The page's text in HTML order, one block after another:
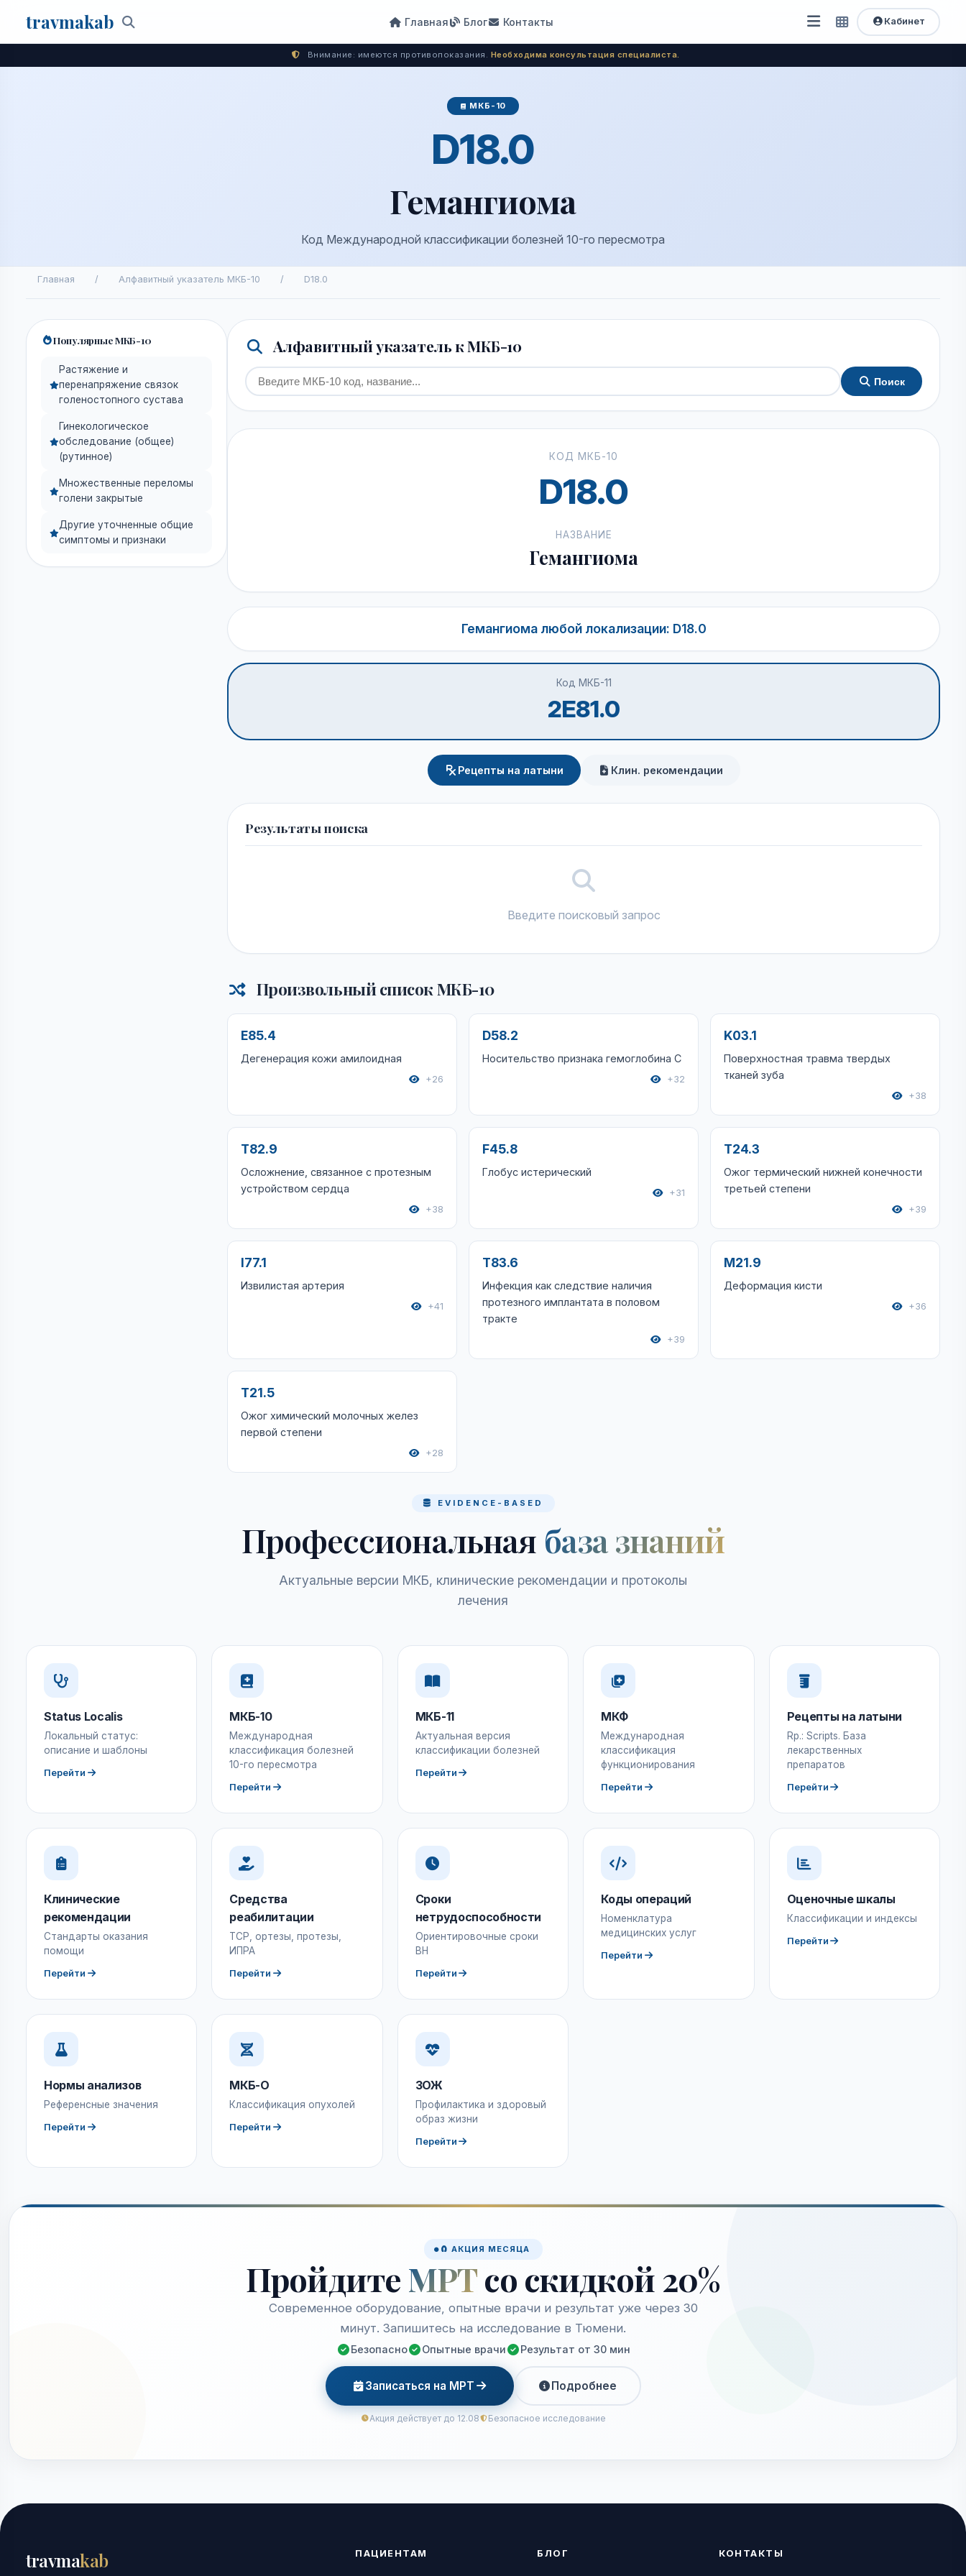
travmakab Поиск
Главная Блог Контакты
Открыть
меню
Быстрый
доступ
Кабинет
Внимание: имеются противопоказания. Необходима консультация специалиста.
МКБ-10
D18.0
Гемангиома
Код Международной классификации болезней 10-го пересмотра
Главная / Алфавитный указатель МКБ-10 / D18.0
Популярные МКБ-10
Растяжение и
перенапряжение связок
голеностопного сустава
Гинекологическое
обследование (общее)
(рутинное)
Множественные переломы
голени закрытые
Другие уточненные общие
симптомы и признаки
Алфавитный указатель к МКБ-10
Поиск
КОД МКБ-10
D18.0
НАЗВАНИЕ
Гемангиома
Гемангиома любой локализации: D18.0
Код МКБ-11
2E81.0
Рецепты на латыни Клин. рекомендации
Результаты поиска
Введите поисковый запрос
Произвольный список МКБ-10
E85.4
Дегенерация кожи амилоидная
+26
D58.2
Носительство признака гемоглобина С
+32
K03.1
Поверхностная травма твердых
тканей зуба
+38
T82.9
Осложнение, связанное с протезным
устройством сердца
+38
F45.8
Глобус истерический
+31
T24.3
Ожог термический нижней конечности
третьей степени
+39
I77.1
Извилистая артерия
+41
T83.6
Инфекция как следствие наличия
протезного имплантата в половом
тракте
+39
M21.9
Деформация кисти
+36
T21.5
Ожог химический молочных желез
первой степени
+28
EVIDENCE-BASED
Профессиональная база знаний
Актуальные версии МКБ, клинические рекомендации и протоколы
лечения
Status Localis
Локальный статус:
описание и шаблоны
Перейти
МКБ-10
Международная
классификация болезней
10-го пересмотра
Перейти
МКБ-11
Актуальная версия
классификации болезней
Перейти
МКФ
Международная
классификация
функционирования
Перейти
Рецепты на латыни
Rp.: Scripts. База
лекарственных
препаратов
Перейти
Клинические
рекомендации
Стандарты оказания
помощи
Перейти
Средства
реабилитации
ТСР, ортезы, протезы,
ИПРА
Перейти
Сроки
нетрудоспособности
Ориентировочные сроки
ВН
Перейти
Коды операций
Номенклатура
медицинских услуг
Перейти
Оценочные шкалы
Классификации и индексы
Перейти
Нормы анализов
Референсные значения
Перейти
МКБ-О
Классификация опухолей
Перейти
ЗОЖ
Профилактика и здоровый
образ жизни
Перейти
🧲 АКЦИЯ МЕСЯЦА
Пройдите МРТсо скидкой 20%
Современное оборудование, опытные врачи и результат уже через 30
минут. Запишитесь на исследование в Тюмени.
Безопасно Опытные врачи Результат от 30 мин
Записаться на МРТ Подробнее
Акция действует до 12.08 Безопасное исследование
travmakab ПАЦИЕНТАМ БЛОГ КОНТАКТЫ